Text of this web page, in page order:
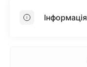
ПінопластІнформація